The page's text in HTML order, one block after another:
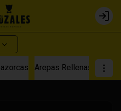
Login
Arepas Rellenas